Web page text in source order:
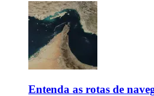
Entenda as rotas de